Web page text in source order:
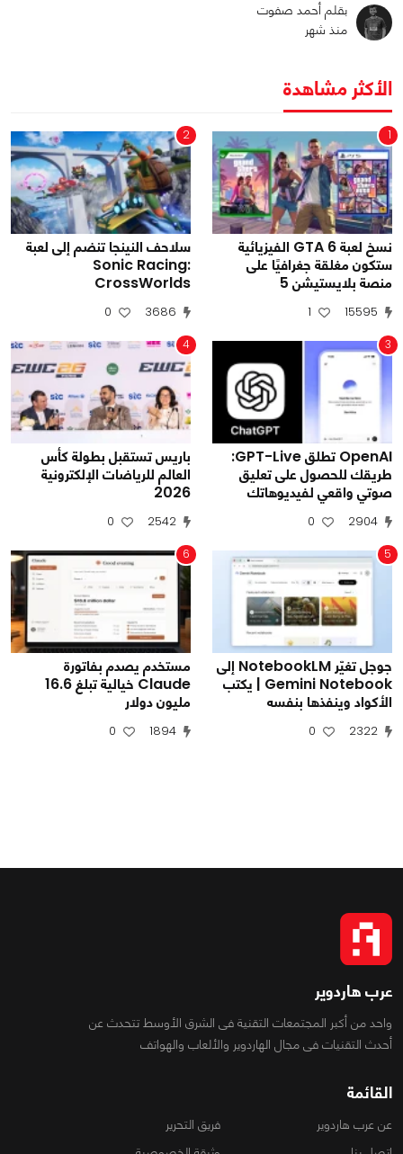
بقلم أحمد صفوت
منذ شهر
الأكثر مشاهدة
1
نسخ لعبة GTA 6 الفيزيائية
ستكون مغلقة جغرافيًا على
منصة بلايستيشن 5
15595
1
2
سلاحف النينجا تنضم إلى لعبة
Sonic Racing:
CrossWorlds
3686
0
3
OpenAI تطلق GPT-Live:
طريقك للحصول على تعليق
صوتي واقعي لفيديوهاتك
2904
0
4
باريس تستقبل بطولة كأس
العالم للرياضات الإلكترونية
2026
2542
0
5
جوجل تغيّر NotebookLM إلى
Gemini Notebook | يكتب
الأكواد وينفذها بنفسه
2322
0
6
مستخدم يصدم بفاتورة
Claude خيالية تبلغ 16.6
مليون دولار
1894
0
عرب هاردوير
واحد من أكبر المجتمعات التقنية فى الشرق الأوسط تتحدث عن
أحدث التقنيات فى مجال الهاردوير والألعاب والهواتف
القائمة
عن عرب هاردوير
فريق التحرير